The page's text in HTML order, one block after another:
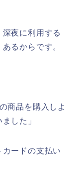
夜に利用する
るからです。
商品を購入しよ
した」
ードの支払い